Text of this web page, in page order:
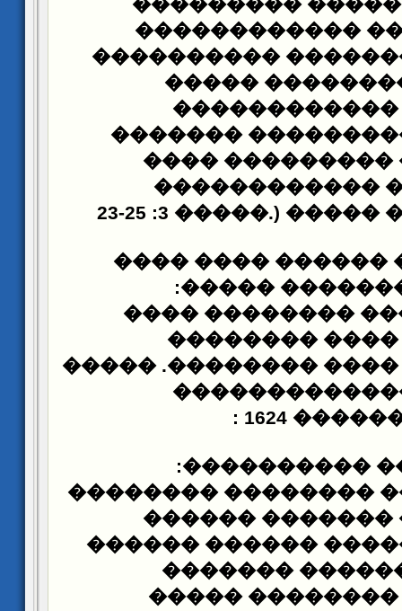
��������������
������������
����������
25�������
����������
�������
���� ������
�����������
.)
����� 3: 23-25
��� ����� ��
�����
:
�� ��������
����������
��������. �����
���������
: 16
����������
�������� ���
������� ������
�������� ������
���������.
����������